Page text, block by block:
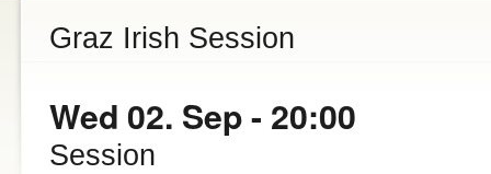
You are here
Graz Irish Session
Wed 02. Sep - 20:00
Session